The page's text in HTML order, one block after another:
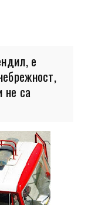
е
не са